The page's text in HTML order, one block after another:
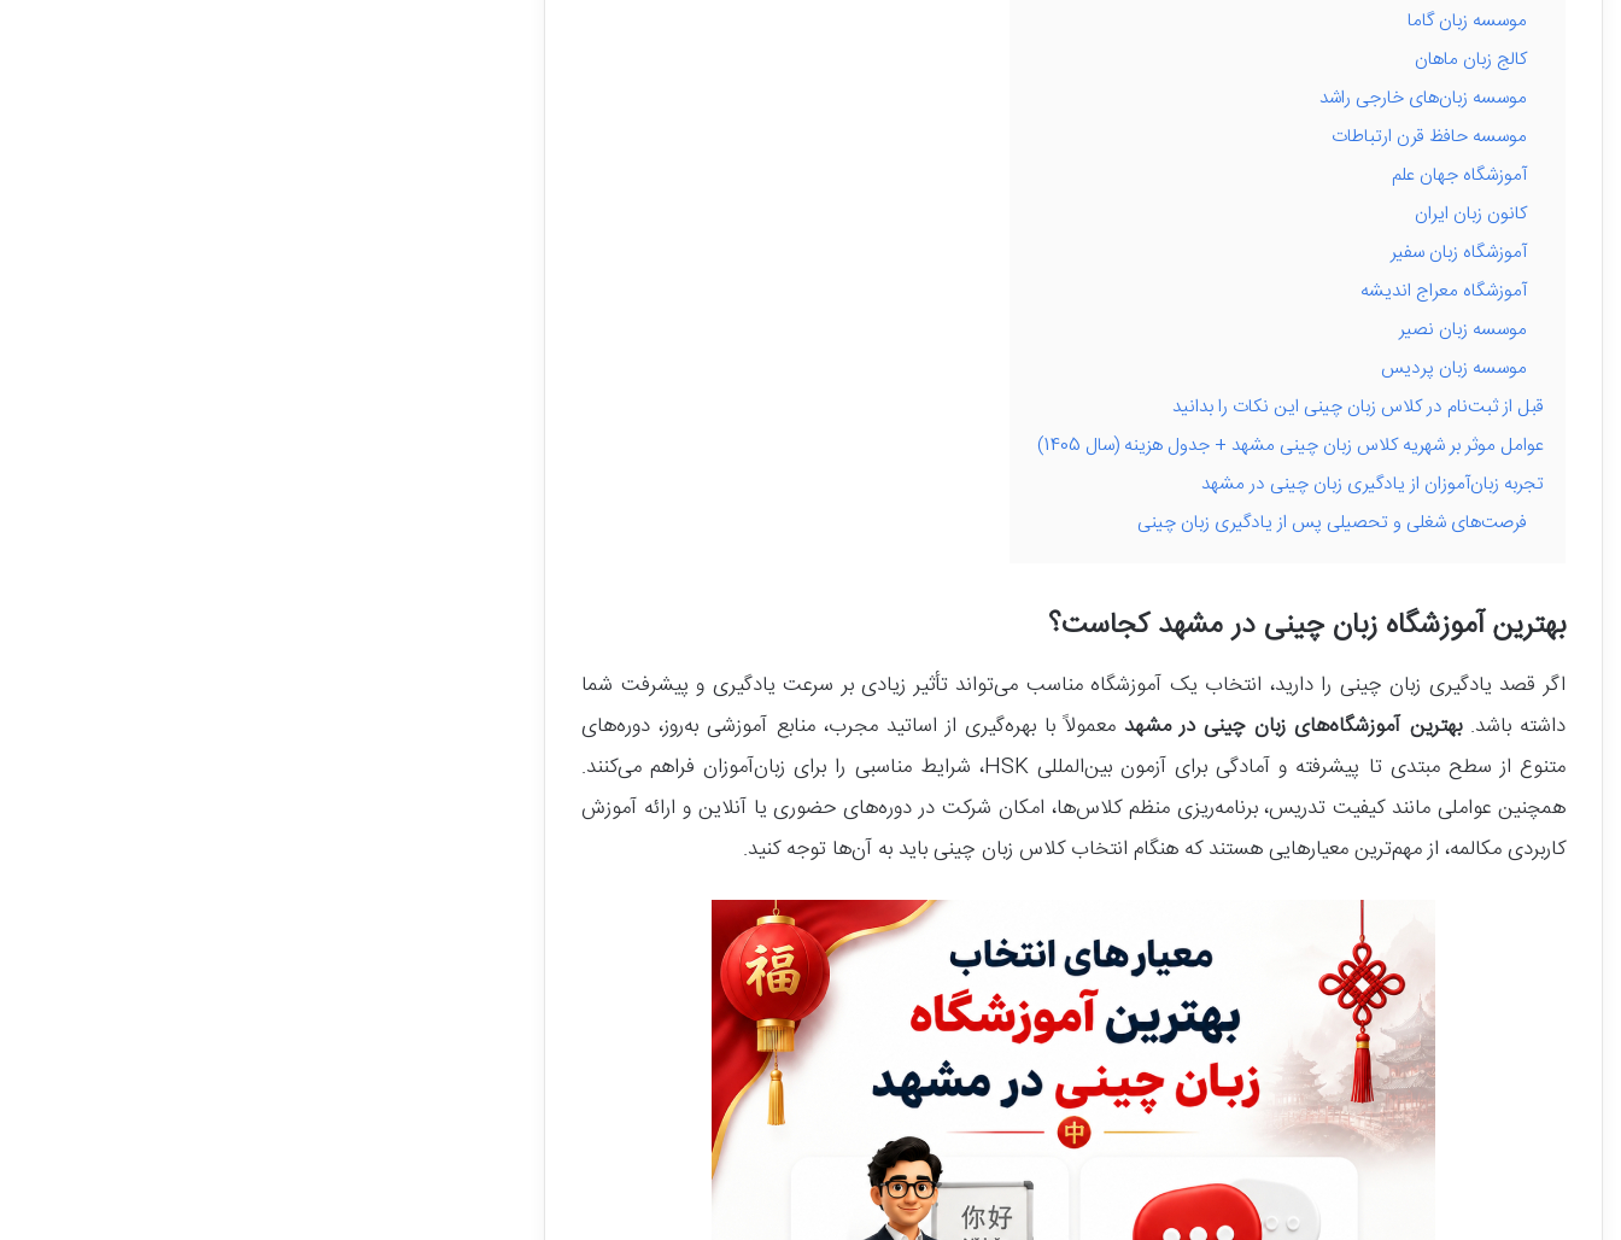
موسسه زبان گاما
کالج زبان ماهان
موسسه زبان‌های خارجی راشد
موسسه حافظ قرن ارتباطات
آموزشگاه جهان علم
کانون زبان ایران
آموزشگاه زبان سفیر
آموزشگاه معراج اندیشه
موسسه زبان نصیر
موسسه زبان پردیس
قبل از ثبت‌نام در کلاس زبان چینی این نکات را بدانید
عوامل موثر بر شهریه کلاس زبان چینی مشهد + جدول هزینه (سال 1405)
تجربه زبان‌آموزان از یادگیری زبان چینی در مشهد
فرصت‌های شغلی و تحصیلی پس از یادگیری زبان چینی
بهترین آموزشگاه زبان چینی در مشهد کجاست؟
اگر قصد یادگیری زبان چینی را دارید، انتخاب یک آموزشگاه مناسب می‌تواند تأثیر زیادی بر سرعت یادگیری و پیشرفت شما
داشته باشد.بهترین آموزشگاه‌های زبان چینی در مشهد معمولاً با بهره‌گیری از اساتید مجرب، منابع آموزشی به‌روز، دوره‌های
متنوع از سطح مبتدی تا پیشرفته و آمادگی برای آزمون بین‌المللی HSK، شرایط مناسبی را برای زبان‌آموزان فراهم می‌کنند.
همچنین عواملی مانند کیفیت تدریس، برنامه‌ریزی منظم کلاس‌ها، امکان شرکت در دوره‌های حضوری یا آنلاین و ارائه آموزش
کاربردی مکالمه، از مهم‌ترین معیارهایی هستند که هنگام انتخاب کلاس زبان چینی باید به آن‌ها توجه کنید.